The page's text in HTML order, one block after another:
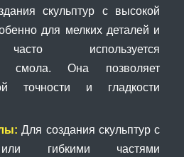
скульптур с высокой
для мелких деталей и
используется
смола. Она позволяет
точности и гладкости
Для создания скульптур с
гибкими частями